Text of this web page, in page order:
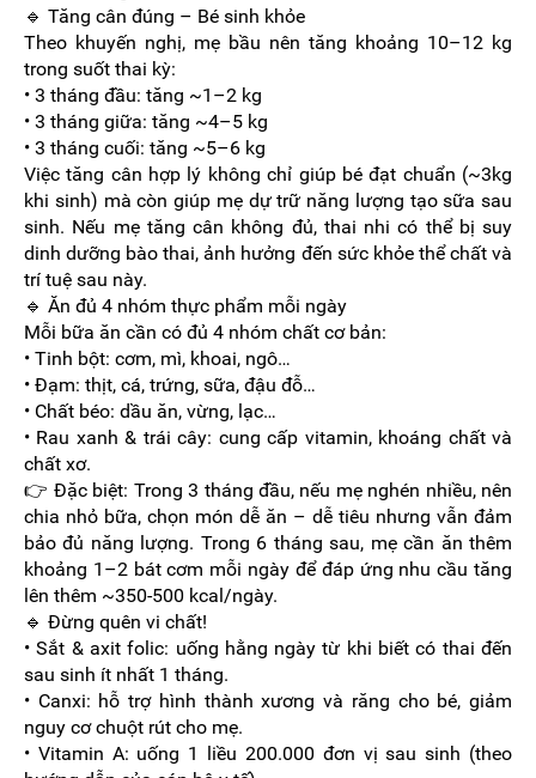
🔹 Tăng cân đúng – Bé sinh khỏe
Theo khuyến nghị, mẹ bầu nên tăng khoảng 10–12 kg
trong suốt thai kỳ:
• 3 tháng đầu: tăng ~1–2 kg
• 3 tháng giữa: tăng ~4–5 kg
• 3 tháng cuối: tăng ~5–6 kg
Việc tăng cân hợp lý không chỉ giúp bé đạt chuẩn (~3kg
khi sinh) mà còn giúp mẹ dự trữ năng lượng tạo sữa sau
sinh. Nếu mẹ tăng cân không đủ, thai nhi có thể bị suy
dinh dưỡng bào thai, ảnh hưởng đến sức khỏe thể chất và
trí tuệ sau này.
🔹 Ăn đủ 4 nhóm thực phẩm mỗi ngày
Mỗi bữa ăn cần có đủ 4 nhóm chất cơ bản:
• Tinh bột: cơm, mì, khoai, ngô…
• Đạm: thịt, cá, trứng, sữa, đậu đỗ…
• Chất béo: dầu ăn, vừng, lạc…
• Rau xanh & trái cây: cung cấp vitamin, khoáng chất và
chất xơ.
👉 Đặc biệt: Trong 3 tháng đầu, nếu mẹ nghén nhiều, nên
chia nhỏ bữa, chọn món dễ ăn – dễ tiêu nhưng vẫn đảm
bảo đủ năng lượng. Trong 6 tháng sau, mẹ cần ăn thêm
khoảng 1–2 bát cơm mỗi ngày để đáp ứng nhu cầu tăng
lên thêm ~350-500 kcal/ngày.
🔹 Đừng quên vi chất!
• Sắt & axit folic: uống hằng ngày từ khi biết có thai đến
sau sinh ít nhất 1 tháng.
• Canxi: hỗ trợ hình thành xương và răng cho bé, giảm
nguy cơ chuột rút cho mẹ.
• Vitamin A: uống 1 liều 200.000 đơn vị sau sinh (theo